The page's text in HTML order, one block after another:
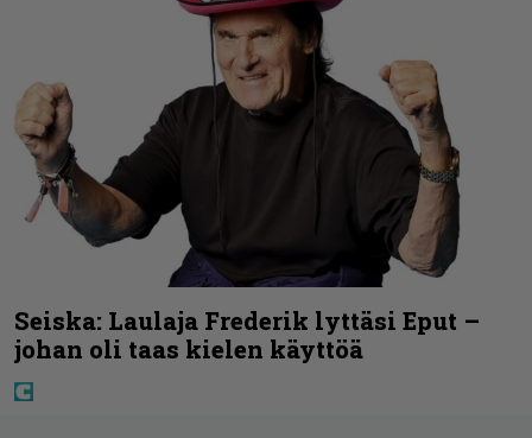
Seiska: Laulaja Frederik lyttäsi Eput –
johan oli taas kielen käyttöä